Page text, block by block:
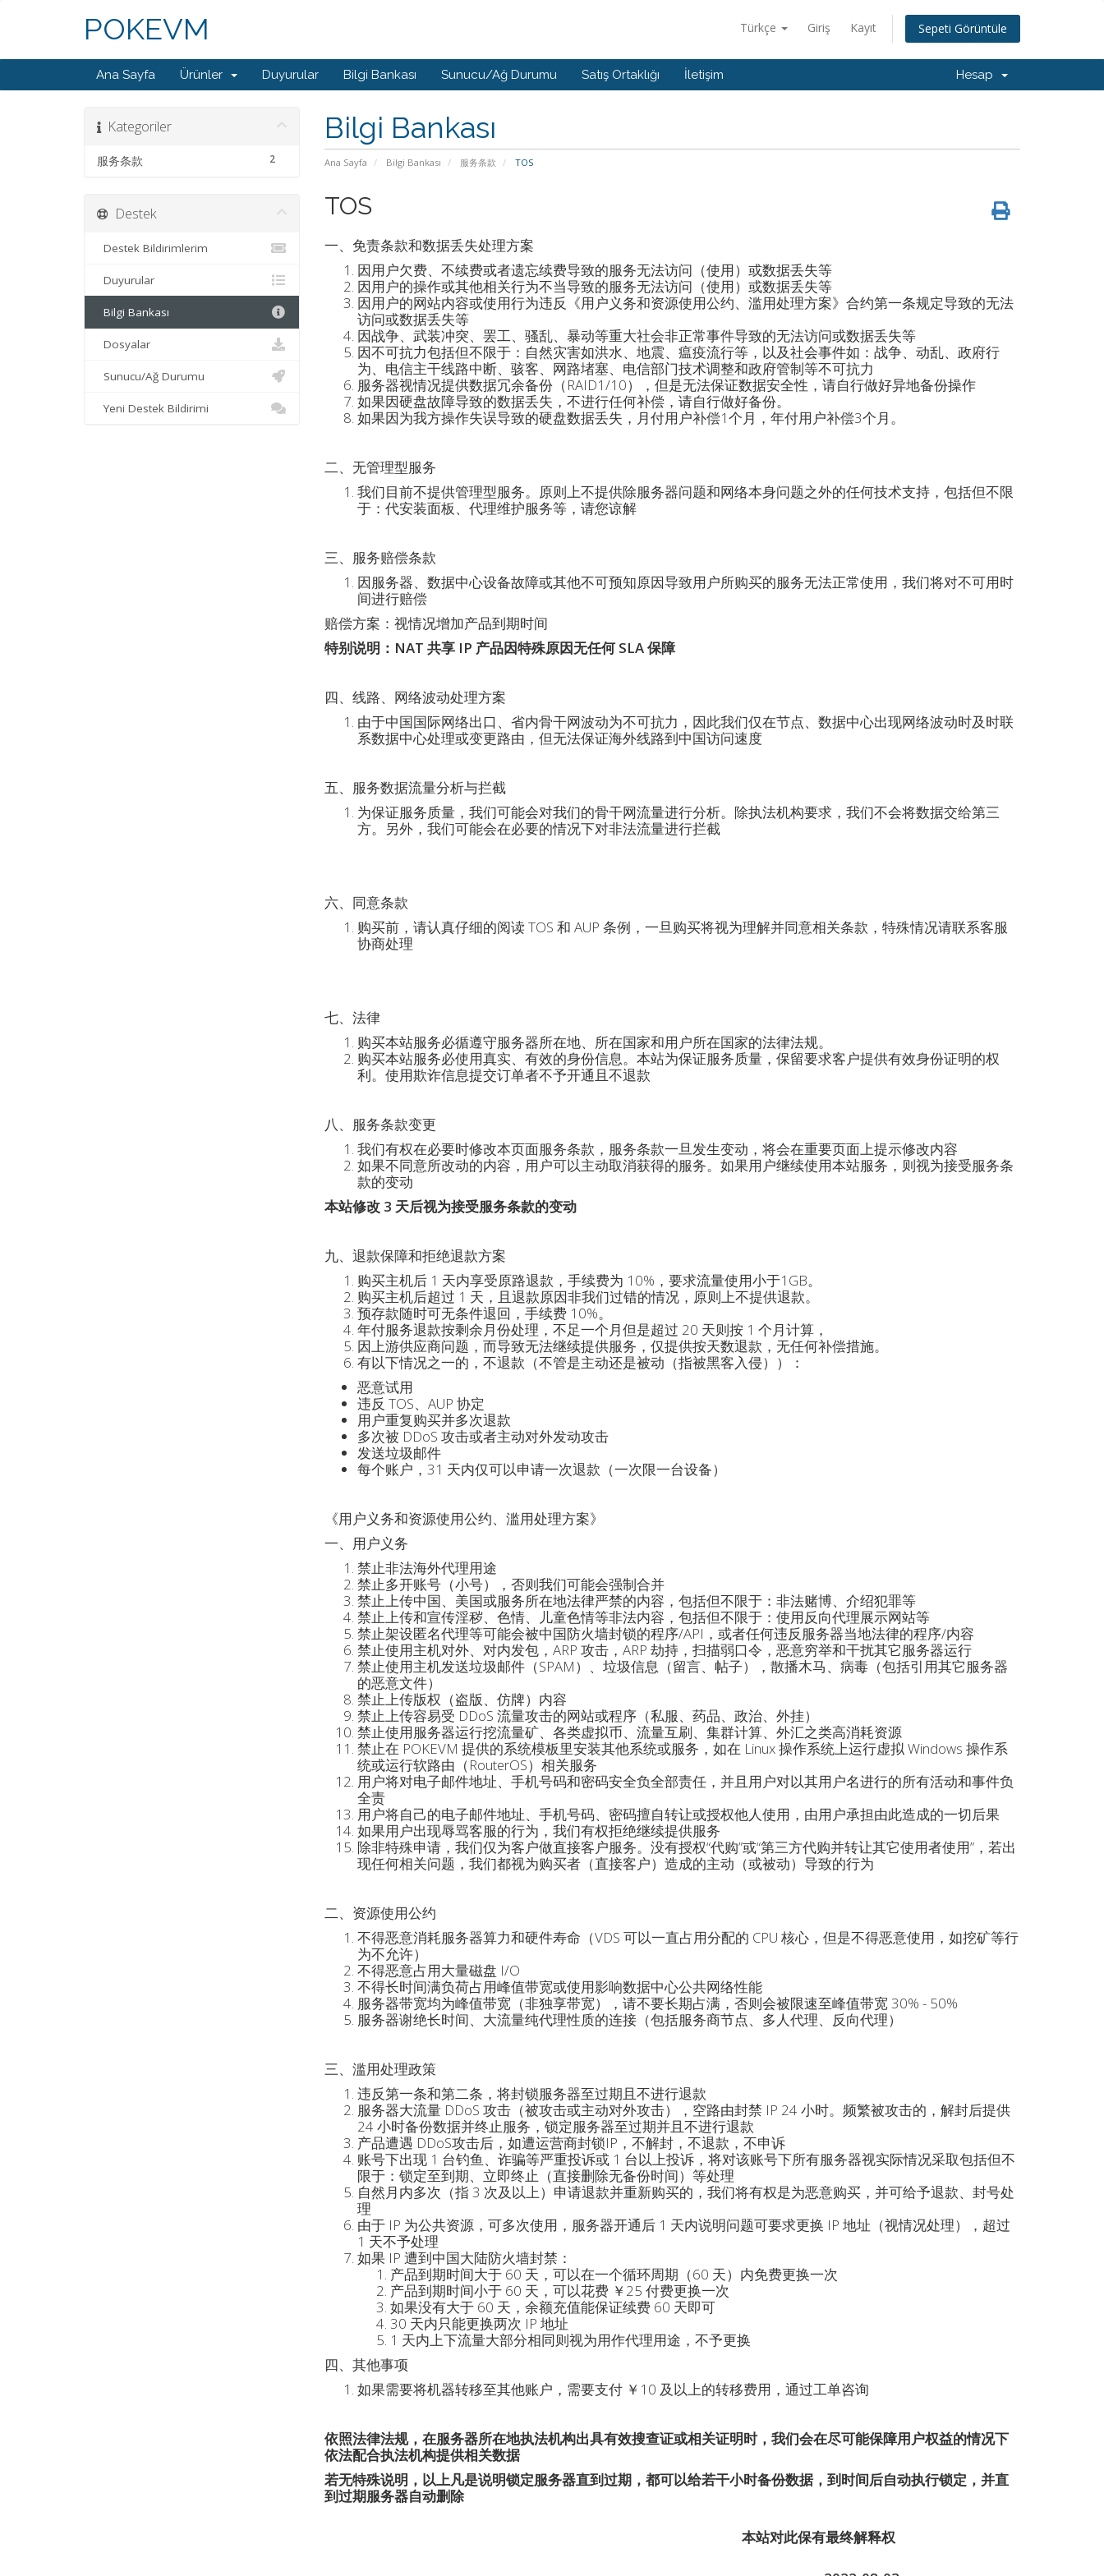
Türkçe Giriş Kayıt Sepeti Görüntüle
POKEVM
Ana Sayfa Ürünler Duyurular Bilgi Bankası Sunucu/Ağ Durumu Satış Ortaklığı İletişim Hesap
Bilgi Bankası
Ana Sayfa Bilgi Bankası 服务条款 TOS
Kategoriler
2
服务条款
TOS
一、免责条款和数据丢失处理方案
因用户欠费、不续费或者遗忘续费导致的服务无法访问（使用）或数据丢失等
因用户的操作或其他相关行为不当导致的服务无法访问（使用）或数据丢失等
因用户的网站内容或使用行为违反《用户义务和资源使用公约、滥用处理方案》合约第一条规定导致的无法
访问或数据丢失等
因战争、武装冲突、罢工、骚乱、暴动等重大社会非正常事件导致的无法访问或数据丢失等
因不可抗力包括但不限于：自然灾害如洪水、地震、瘟疫流行等，以及社会事件如：战争、动乱、政府行
为、电信主干线路中断、骇客、网路堵塞、电信部门技术调整和政府管制等不可抗力
服务器视情况提供数据冗余备份（RAID1/10），但是无法保证数据安全性，请自行做好异地备份操作
如果因硬盘故障导致的数据丢失，不进行任何补偿，请自行做好备份。
如果因为我方操作失误导致的硬盘数据丢失，月付用户补偿1个月，年付用户补偿3个月。
二、无管理型服务
我们目前不提供管理型服务。原则上不提供除服务器问题和网络本身问题之外的任何技术支持，包括但不限
于：代安装面板、代理维护服务等，请您谅解
三、服务赔偿条款
因服务器、数据中心设备故障或其他不可预知原因导致用户所购买的服务无法正常使用，我们将对不可用时
间进行赔偿
赔偿方案：视情况增加产品到期时间
特别说明：NAT 共享 IP 产品因特殊原因无任何 SLA 保障
四、线路、网络波动处理方案
由于中国国际网络出口、省内骨干网波动为不可抗力，因此我们仅在节点、数据中心出现网络波动时及时联
系数据中心处理或变更路由，但无法保证海外线路到中国访问速度
五、服务数据流量分析与拦截
为保证服务质量，我们可能会对我们的骨干网流量进行分析。除执法机构要求，我们不会将数据交给第三
方。另外，我们可能会在必要的情况下对非法流量进行拦截
六、同意条款
购买前，请认真仔细的阅读 TOS 和 AUP 条例，一旦购买将视为理解并同意相关条款，特殊情况请联系客服
协商处理
七、法律
购买本站服务必循遵守服务器所在地、所在国家和用户所在国家的法律法规。
购买本站服务必使用真实、有效的身份信息。本站为保证服务质量，保留要求客户提供有效身份证明的权
利。使用欺诈信息提交订单者不予开通且不退款
八、服务条款变更
我们有权在必要时修改本页面服务条款，服务条款一旦发生变动，将会在重要页面上提示修改内容
如果不同意所改动的内容，用户可以主动取消获得的服务。如果用户继续使用本站服务，则视为接受服务条
款的变动
本站修改 3 天后视为接受服务条款的变动
九、退款保障和拒绝退款方案
购买主机后 1 天内享受原路退款，手续费为 10%，要求流量使用小于1GB。
购买主机后超过 1 天，且退款原因非我们过错的情况，原则上不提供退款。
预存款随时可无条件退回，手续费 10%。
年付服务退款按剩余月份处理，不足一个月但是超过 20 天则按 1 个月计算，
因上游供应商问题，而导致无法继续提供服务，仅提供按天数退款，无任何补偿措施。
有以下情况之一的，不退款（不管是主动还是被动（指被黑客入侵））：
恶意试用
违反 TOS、AUP 协定
用户重复购买并多次退款
多次被 DDoS 攻击或者主动对外发动攻击
发送垃圾邮件
每个账户，31 天内仅可以申请一次退款（一次限一台设备）
《用户义务和资源使用公约、滥用处理方案》
一、用户义务
禁止非法海外代理用途
禁止多开账号（小号），否则我们可能会强制合并
禁止上传中国、美国或服务所在地法律严禁的内容，包括但不限于：非法赌博、介绍犯罪等
禁止上传和宣传淫秽、色情、儿童色情等非法内容，包括但不限于：使用反向代理展示网站等
禁止架设匿名代理等可能会被中国防火墙封锁的程序/API，或者任何违反服务器当地法律的程序/内容
禁止使用主机对外、对内发包，ARP 攻击，ARP 劫持，扫描弱口令，恶意穷举和干扰其它服务器运行
禁止使用主机发送垃圾邮件（SPAM）、垃圾信息（留言、帖子），散播木马、病毒（包括引用其它服务器
的恶意文件）
禁止上传版权（盗版、仿牌）内容
禁止上传容易受 DDoS 流量攻击的网站或程序（私服、药品、政治、外挂）
禁止使用服务器运行挖流量矿、各类虚拟币、流量互刷、集群计算、外汇之类高消耗资源
禁止在 POKEVM 提供的系统模板里安装其他系统或服务，如在 Linux 操作系统上运行虚拟 Windows 操作系
统或运行软路由（RouterOS）相关服务
用户将对电子邮件地址、手机号码和密码安全负全部责任，并且用户对以其用户名进行的所有活动和事件负
全责
用户将自己的电子邮件地址、手机号码、密码擅自转让或授权他人使用，由用户承担由此造成的一切后果
如果用户出现辱骂客服的行为，我们有权拒绝继续提供服务
除非特殊申请，我们仅为客户做直接客户服务。没有授权“代购”或“第三方代购并转让其它使用者使用”，若出
现任何相关问题，我们都视为购买者（直接客户）造成的主动（或被动）导致的行为
二、资源使用公约
不得恶意消耗服务器算力和硬件寿命（VDS 可以一直占用分配的 CPU 核心，但是不得恶意使用，如挖矿等行
为不允许）
不得恶意占用大量磁盘 I/O
不得长时间满负荷占用峰值带宽或使用影响数据中心公共网络性能
服务器带宽均为峰值带宽（非独享带宽），请不要长期占满，否则会被限速至峰值带宽 30% - 50%
服务器谢绝长时间、大流量纯代理性质的连接（包括服务商节点、多人代理、反向代理）
三、滥用处理政策
违反第一条和第二条，将封锁服务器至过期且不进行退款
服务器大流量 DDoS 攻击（被攻击或主动对外攻击），空路由封禁 IP 24 小时。频繁被攻击的，解封后提供
24 小时备份数据并终止服务，锁定服务器至过期并且不进行退款
产品遭遇 DDoS攻击后，如遭运营商封锁IP，不解封，不退款，不申诉
账号下出现 1 台钓鱼、诈骗等严重投诉或 1 台以上投诉，将对该账号下所有服务器视实际情况采取包括但不
限于：锁定至到期、立即终止（直接删除无备份时间）等处理
自然月内多次（指 3 次及以上）申请退款并重新购买的，我们将有权是为恶意购买，并可给予退款、封号处
理
由于 IP 为公共资源，可多次使用，服务器开通后 1 天内说明问题可要求更换 IP 地址（视情况处理），超过
1 天不予处理
如果 IP 遭到中国大陆防火墙封禁：
产品到期时间大于 60 天，可以在一个循环周期（60 天）内免费更换一次
产品到期时间小于 60 天，可以花费 ￥25 付费更换一次
如果没有大于 60 天，余额充值能保证续费 60 天即可
30 天内只能更换两次 IP 地址
1 天内上下流量大部分相同则视为用作代理用途，不予更换
四、其他事项
如果需要将机器转移至其他账户，需要支付 ￥10 及以上的转移费用，通过工单咨询
依照法律法规，在服务器所在地执法机构出具有效搜查证或相关证明时，我们会在尽可能保障用户权益的情况下
依法配合执法机构提供相关数据
若无特殊说明，以上凡是说明锁定服务器直到过期，都可以给若干小时备份数据，到时间后自动执行锁定，并直
到过期服务器自动删除
本站对此保有最终解释权
Destek
Destek Bildirimlerim
Duyurular
Bilgi Bankası
Dosyalar
Sunucu/Ağ Durumu
Yeni Destek Bildirimi